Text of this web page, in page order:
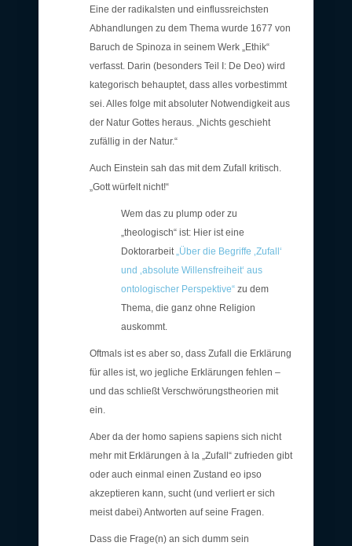
Eine der radikalsten und einflussreichsten
Abhandlungen zu dem Thema wurde 1677 von
Baruch de Spinoza in seinem Werk „Ethik“
verfasst. Darin (besonders Teil I: De Deo) wird
kategorisch behauptet, dass alles vorbestimmt
sei. Alles folge mit absoluter Notwendigkeit aus
der Natur Gottes heraus. „Nichts geschieht
zufällig in der Natur.“
Auch Einstein sah das mit dem Zufall kritisch.
„Gott würfelt nicht!“
Wem das zu plump oder zu
„theologisch“ ist: Hier ist eine
Doktorarbeit„Über die Begriffe ‚Zufall‘
und ‚absolute Willensfreiheit‘ aus
ontologischer Perspektive“ zu dem
Thema, die ganz ohne Religion
auskommt.
Oftmals ist es aber so, dass Zufall die Erklärung
für alles ist, wo jegliche Erklärungen fehlen –
und das schließt Verschwörungstheorien mit
ein.
Aber da der homo sapiens sapiens sich nicht
mehr mit Erklärungen à la „Zufall“ zufrieden gibt
oder auch einmal einen Zustand eo ipso
akzeptieren kann, sucht (und verliert er sich
meist dabei) Antworten auf seine Fragen.
Dass die Frage(n) an sich dumm sein